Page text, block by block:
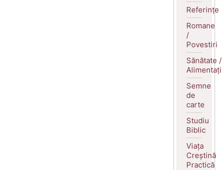
Referințe
Romane
/
Povestiri
Sănătate /
Semne
de
carte
Studiu
Biblic
Viața
Creștină
Practică